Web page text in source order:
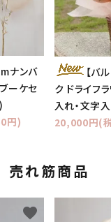
ナンバ
ーケセ
円)
【バ
ク ドライフ
入れ・文字
20,000円(
売れ筋商品
favorite